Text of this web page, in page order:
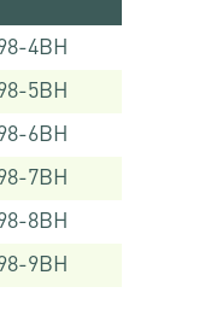
4BH
5BH
6BH
7BH
8BH
9BH